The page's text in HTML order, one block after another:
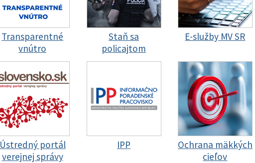
Transparentné
vnútro
Staň sa
policajtom
E-služby MV SR
Ústredný portál
verejnej správy
IPP
Ochrana mäkkých
cieľov